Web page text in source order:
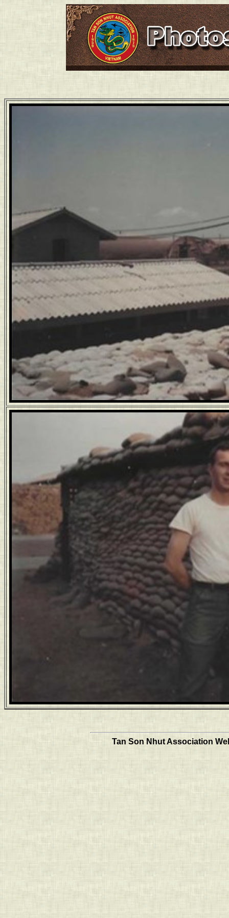
Tan Son Nhut Association